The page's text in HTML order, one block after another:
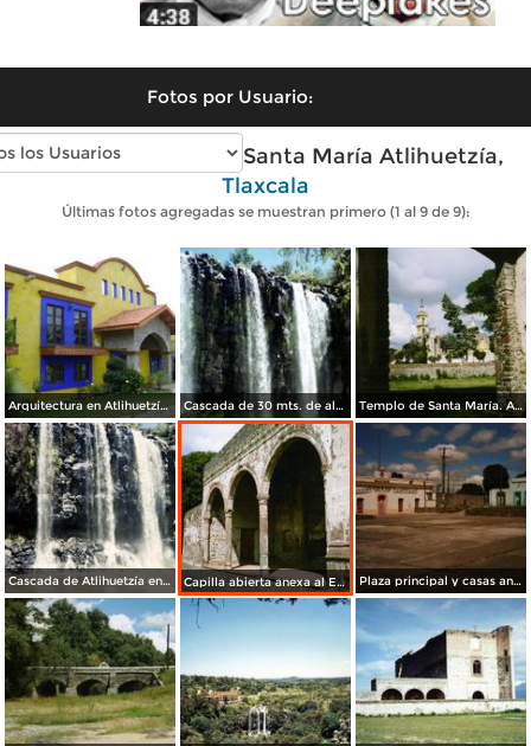
Fotos por Usuario:
Fotos modernas de Santa María Atlihuetzía,
Tlaxcala
Últimas fotos agregadas se muestran primero (1 al 9 de 9):
Arquitectura en Atlihuetzía, Tlaxcala. Abril/2012 Cascada de 30 mts. de altura. Santa María Atlihuetzía, Tlaxcala. 1995 Templo de Santa María. Atlihuetzía, Tlaxcala. 2006
Cascada de Atlihuetzía en el Río Zahuapan. Santa María Atlihuetzía, Tlaxcala Capilla abierta anexa al Ex-convento del siglo XVI. Santa María Atlihuetzía, Tlaxcala Plaza principal y casas antigüas. Santa María Atlihuetzía, Tlaxcala